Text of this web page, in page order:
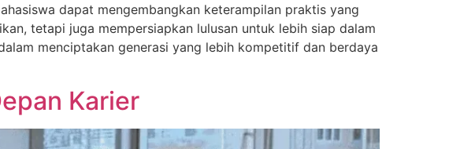
dapat mengembangkan keterampilan praktis yang
tetapi juga mempersiapkan lulusan untuk lebih siap dalam
menciptakan generasi yang lebih kompetitif dan berdaya
Karier